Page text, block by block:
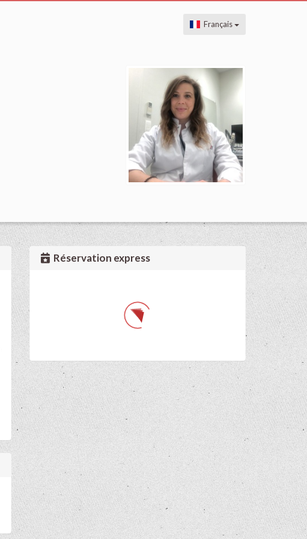
Français
Réservation express